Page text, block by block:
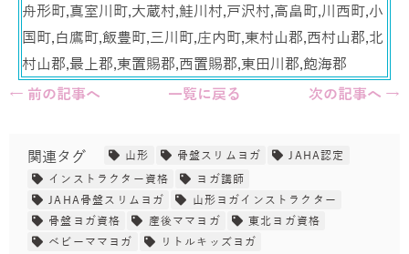
舟形町,真室川町,大蔵村,鮭川村,戸沢村,高畠町,川西町,小
国町,白鷹町,飯豊町,三川町,庄内町,東村山郡,西村山郡,北
村山郡,最上郡,東置賜郡,西置賜郡,東田川郡,飽海郡
← 前の記事へ
一覧に戻る 次の記事へ →
関連タグ 山形 骨盤スリムヨガ
JAHA認定
インストラクター資格
ヨガ講師
JAHA骨盤スリムヨガ
山形ヨガインストラクター
骨盤ヨガ資格
産後ママヨガ
東北ヨガ資格
ベビーママヨガ
リトルキッズヨガ